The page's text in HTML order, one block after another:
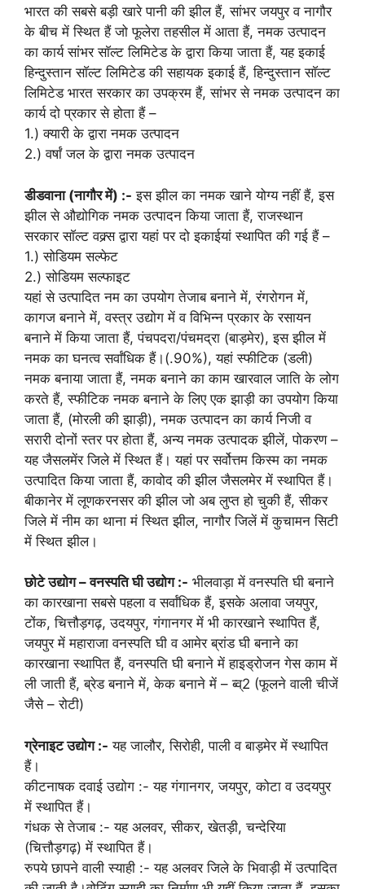
भारत की सबसे बड़ी खारे पानी की झील हैं, सांभर जयपुर व नागौर
के बीच में स्थित हैं जो फूलेरा तहसील में आता हैं, नमक उत्पादन
का कार्य सांभर साॅल्ट लिमिटेड के द्वारा किया जाता हैं, यह इकाई
हिन्दुस्तान साॅल्ट लिमिटेड की सहायक इकाई हैं, हिन्दुस्तान साॅल्ट
लिमिटेड भारत सरकार का उपक्रम हैं, सांभर से नमक उत्पादन का
कार्य दो प्रकार से होता हैं –
1.) क्यारी के द्वारा नमक उत्पादन
2.) वर्षां जल के द्वारा नमक उत्पादन
डीडवाना (नागौर में) :- इस झील का नमक खाने योग्य नहीं हैं, इस
झील से औद्योगिक नमक उत्पादन किया जाता हैं, राजस्थान
सरकार साॅल्ट वक्र्स द्वारा यहां पर दो इकाईयां स्थापित की गई हैं –
1.) सोडियम सल्फेट
2.) सोडियम सल्फाइट
यहां से उत्पादित नम का उपयोग तेजाब बनाने में, रंगरोगन में,
कागज बनाने में, वस्त्र उद्योग में व विभिन्न प्रकार के रसायन
बनाने में किया जाता हैं, पंचपदरा/पंचमद्रा (बाड़मेर), इस झील में
नमक का घनत्व सर्वांधिक हैं।(.90%), यहां स्फीटिक (डली)
नमक बनाया जाता हैं, नमक बनाने का काम खारवाल जाति के लोग
करते हैं, स्फीटिक नमक बनाने के लिए एक झाड़ी का उपयोग किया
जाता हैं, (मोरली की झाड़ी), नमक उत्पादन का कार्य निजी व
सरारी दोनों स्तर पर होता हैं, अन्य नमक उत्पादक झीलें, पोकरण –
यह जैसलमेंर जिले में स्थित हैं। यहां पर सर्वोत्तम किस्म का नमक
उत्पादित किया जाता हैं, कावोद की झील जैसलमेर में स्थापित हैं।
बीकानेर में लूणकरनसर की झील जो अब लुप्त हो चुकी हैं, सीकर
जिले में नीम का थाना मं स्थित झील, नागौर जिलें में कुचामन सिटी
में स्थित झील।
छोटे उद्योग – वनस्पति घी उद्योग :- भीलवाड़ा में वनस्पति घी बनाने
का कारखाना सबसे पहला व सर्वांधिक हैं, इसके अलावा जयपुर,
टोंक, चित्तौड़गढ़, उदयपुर, गंगानगर में भी कारखाने स्थापित हैं,
जयपुर में महाराजा वनस्पति घी व आमेर ब्रांड घी बनाने का
कारखाना स्थापित हैं, वनस्पति घी बनाने में हाइड्रोजन गेस काम में
ली जाती हैं, ब्रेड बनाने में, केक बनाने में – ब्व्2 (फूलने वाली चीजें
जैसे – रोटी)
ग्रेनाइट उद्योग :- यह जालौर, सिरोही, पाली व बाड़मेर में स्थापित
हैं।
कीटनाषक दवाई उद्योग :- यह गंगानगर, जयपुर, कोटा व उदयपुर
में स्थापित हैं।
गंधक से तेजाब :- यह अलवर, सीकर, खेतड़ी, चन्देरिया
(चित्तौड़गढ़) में स्थापित हैं।
रुपये छापने वाली स्याही :- यह अलवर जिले के भिवाड़ी में उत्पादित